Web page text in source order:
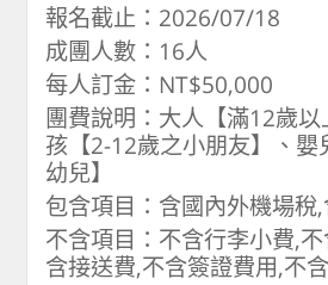
報名截止：2026/07/18
成團人數：16人
每人訂金：NT$50,000
團費說明：大人【滿12歲
孩【2-12歲之小朋友】、嬰
幼兒】
包含項目：含國內外機場稅
不含項目：不含行李小費,
含接送費,不含簽證費用,不